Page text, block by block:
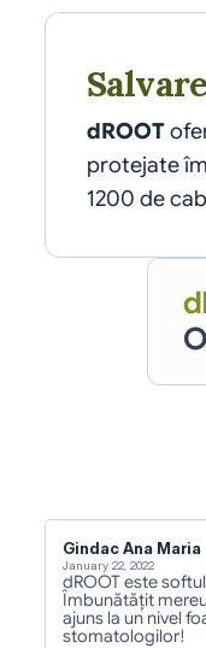
dROOT
protejate
1200 de
Gindac Ana Maria
January 22, 2022
dROOT este
Îmbunătățit
ajuns la un nivel
stomatologilor!